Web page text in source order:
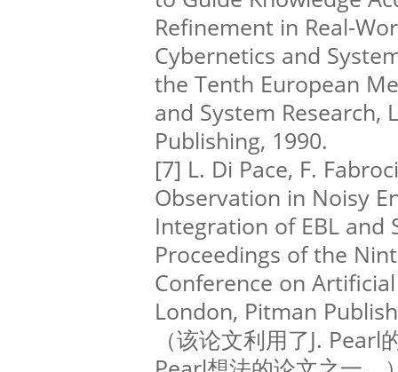
Refinement in Real-
Cybernetics and
the Tenth European
and System Research,
Publishing, 1990.
[7] L. Di Pace, F.
Observation in Noisy
Integration of EBL and
Proceedings of the
Conference on
London, Pitman
（该论文利用了J.